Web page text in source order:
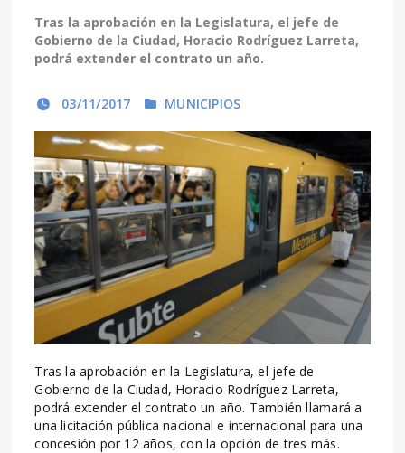
Tras la aprobación en la Legislatura, el jefe de
Gobierno de la Ciudad, Horacio Rodríguez Larreta,
podrá extender el contrato un año.
03/11/2017 MUNICIPIOS
Tras la aprobación en la Legislatura, el jefe de
Gobierno de la Ciudad, Horacio Rodríguez Larreta,
podrá extender el contrato un año. También llamará a
una licitación pública nacional e internacional para una
concesión por 12 años, con la opción de tres más.